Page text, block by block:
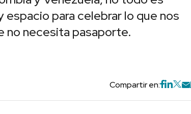
para celebrar lo que nos
no necesita pasaporte.
Compartir en: